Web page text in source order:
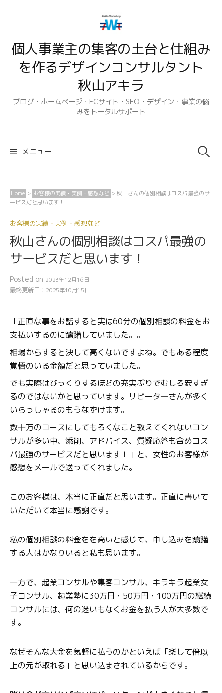
ン
キ
個人事業主の集客の土台と仕組み
を作るデザインコンサルタント
秋山アキラ
ブログ・ホームページ・ECサイト・SEO・デザイン・事業の悩
みをトータルサポート
メニュー
検
索:
Home > お客様の実績・実例・感想など >秋山さんの個別相談はコスパ最強のサ
ービスだと思います！
お客様の実績・実例・感想など
秋山さんの個別相談はコスパ最強の
サービスだと思います！
Posted on 2023年12月16日
最終更新日： 2025年10月15日
「正直な事をお話すると実は60分の個別相談の料金をお
支払いするのに躊躇していました。。
相場からすると決して高くないですよね。でもある程度
覚悟のいる金額だと思っていました。
でも実際はびっくりするほどの充実ぶりでむしろ安すぎ
るのではないかと思っています。リピータ―さんが多く
いらっしゃるのもうなずけます。
数十万のコースにしてもろくなこと教えてくれないコン
サルが多い中、添削、アドバイス、質疑応答も含めコス
パ最強のサービスだと思います！」と、女性のお客様が
感想をメールで送ってくれました。
このお客様は、本当に正直だと思います。正直に書いて
いただいて本当に感謝です。
私の個別相談の料金をを高いと感じて、申し込みを躊躇
する人はかなりいると私も思います。
一方で、起業コンサルや集客コンサル、キラキラ起業女
子コンサル、起業塾に30万円・50万円・100万円の継続
コンサルには、何の迷いもなくお金を払う人が大多数で
す。
なぜそんな大金を気軽に払うのかといえば「楽して倍以
上の元が取れる」と思い込まされているからです。